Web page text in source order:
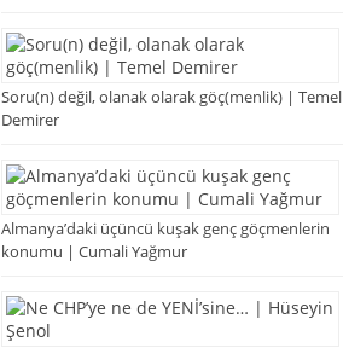
Soru(n) değil, olanak olarak göç(menlik) | Temel
Demirer
Almanya’daki üçüncü kuşak genç göçmenlerin
konumu | Cumali Yağmur